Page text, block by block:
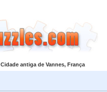
Cidade antiga de Vannes, França